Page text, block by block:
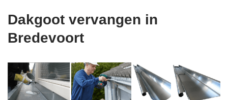
Dakgoot vervangen in
Bredevoort